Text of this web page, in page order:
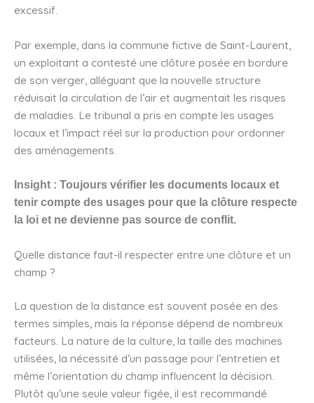
excessif.
Par exemple, dans la commune fictive de Saint-Laurent,
un exploitant a contesté une clôture posée en bordure
de son verger, alléguant que la nouvelle structure
réduisait la circulation de l’air et augmentait les risques
de maladies. Le tribunal a pris en compte les usages
locaux et l’impact réel sur la production pour ordonner
des aménagements.
Insight : Toujours vérifier les documents locaux et
tenir compte des usages pour que la clôture respecte
la loi et ne devienne pas source de conflit.
Quelle distance faut-il respecter entre une clôture et un
champ ?
La question de la distance est souvent posée en des
termes simples, mais la réponse dépend de nombreux
facteurs. La nature de la culture, la taille des machines
utilisées, la nécessité d’un passage pour l’entretien et
même l’orientation du champ influencent la décision.
Plutôt qu’une seule valeur figée, il est recommandé